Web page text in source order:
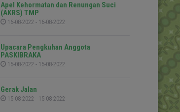
Apel Kehormatan dan Renungan Suci
(AKRS) TMP
16-08-2022 - 16-08-2022
Upacara Pengkuhan Anggota
PASKIBRAKA
15-08-2022 - 15-08-2022
Gerak Jalan
15-08-2022 - 15-08-2022